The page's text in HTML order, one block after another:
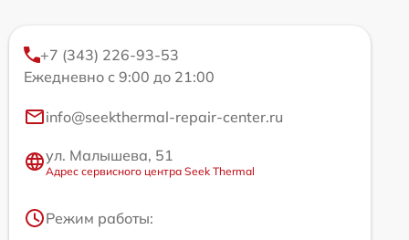
+7 (343) 226-93-53
Ежедневно с 9:00 до 21:00
info@seekthermal-repair-center.ru
ул. Малышева, 51
Адрес сервисного центра Seek Thermal
Режим работы: